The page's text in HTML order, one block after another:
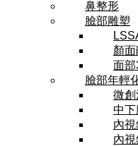
鼻整形
臉部雕塑
顏
面
臉部年輕
微
中
內
內